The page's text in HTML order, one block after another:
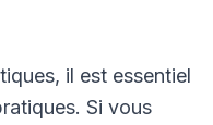
il est essentiel
Si vous